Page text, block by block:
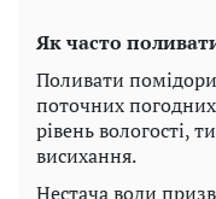
Як часто
Поливати
поточних
рівень вологості,
висихання.
Нестача води